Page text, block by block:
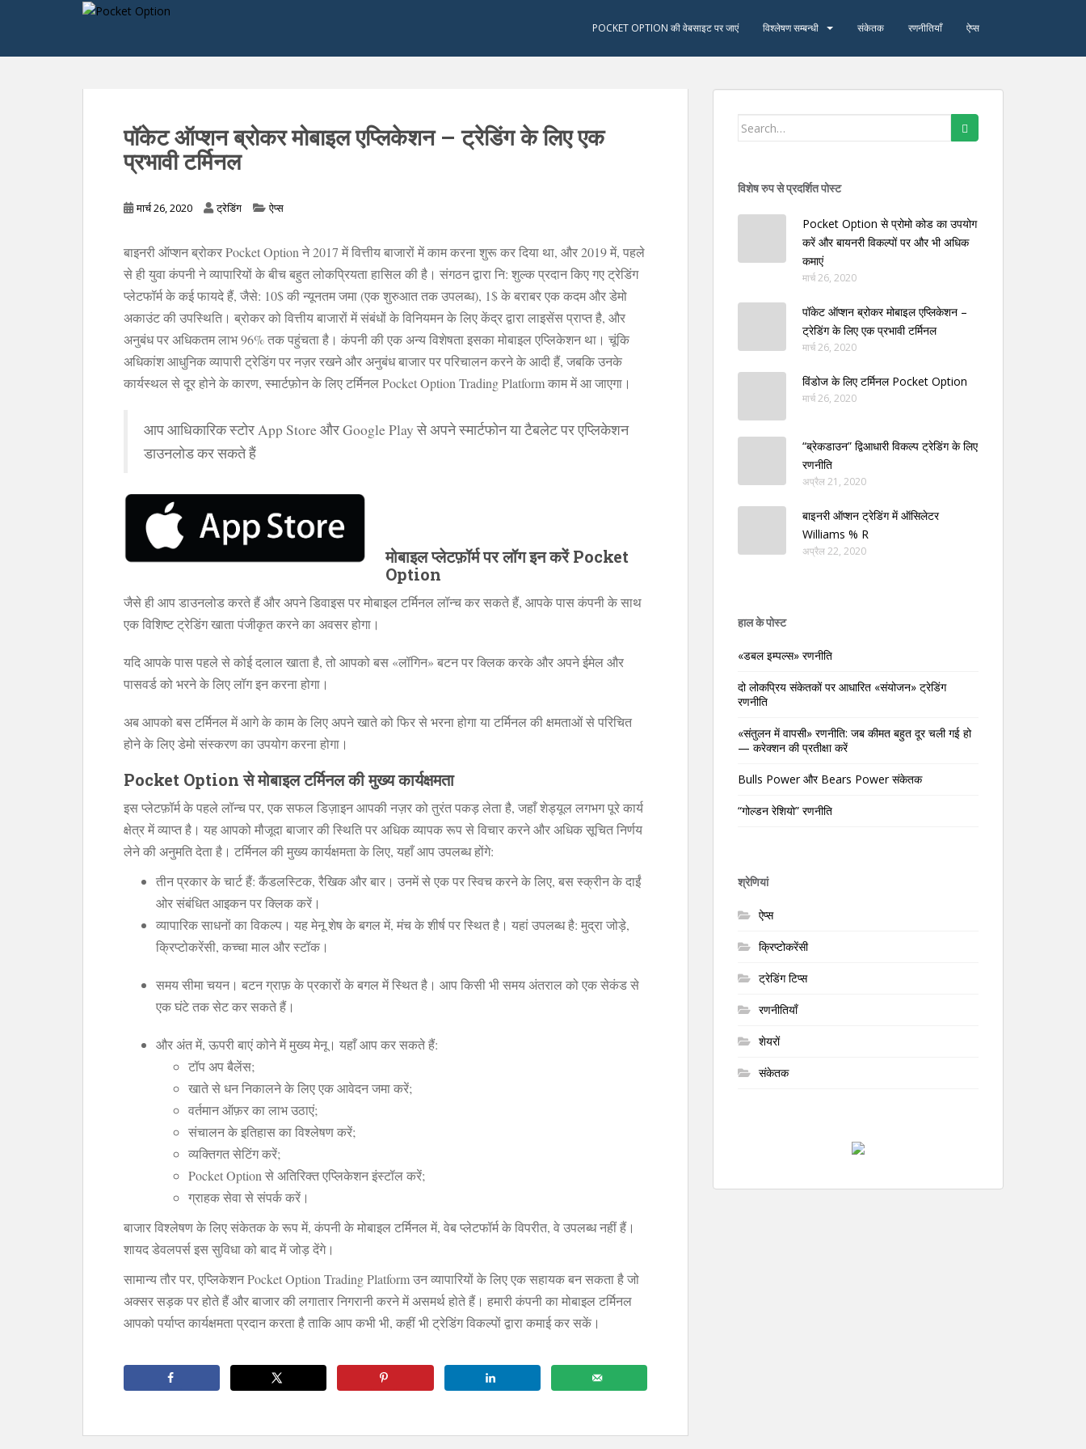
POCKET OPTION की वेबसाइट पर जाएं विश्‍लेषण सम्बन्धी संकेतक रणनीतियाँ ऐप्स
पॉकेट ऑप्शन ब्रोकर मोबाइल एप्लिकेशन – ट्रेडिंग के लिए एक
प्रभावी टर्मिनल
मार्च 26, 2020 ट्रेडिंग ऐप्स
बाइनरी ऑप्शन ब्रोकर Pocket Option ने 2017 में वित्तीय बाजारों में काम करना शुरू कर दिया था, और 2019 में, पहले
से ही युवा कंपनी ने व्यापारियों के बीच बहुत लोकप्रियता हासिल की है। संगठन द्वारा नि: शुल्क प्रदान किए गए ट्रेडिंग
प्लेटफॉर्म के कई फायदे हैं, जैसे: 10$ की न्यूनतम जमा (एक शुरुआत तक उपलब्ध), 1$ के बराबर एक कदम और डेमो
अकाउंट की उपस्थिति। ब्रोकर को वित्तीय बाजारों में संबंधों के विनियमन के लिए केंद्र द्वारा लाइसेंस प्राप्त है, और
अनुबंध पर अधिकतम लाभ 96% तक पहुंचता है। कंपनी की एक अन्य विशेषता इसका मोबाइल एप्लिकेशन था। चूंकि
अधिकांश आधुनिक व्यापारी ट्रेडिंग पर नज़र रखने और अनुबंध बाजार पर परिचालन करने के आदी हैं, जबकि उनके
कार्यस्थल से दूर होने के कारण, स्मार्टफ़ोन के लिए टर्मिनल Pocket Option Trading Platform काम में आ जाएगा।
आप आधिकारिक स्टोर App Store और Google Play से अपने स्मार्टफोन या टैबलेट पर एप्लिकेशन
डाउनलोड कर सकते हैं
मोबाइल प्लेटफ़ॉर्म पर लॉग इन करें Pocket
Option
जैसे ही आप डाउनलोड करते हैं और अपने डिवाइस पर मोबाइल टर्मिनल लॉन्च कर सकते हैं, आपके पास कंपनी के साथ
एक विशिष्ट ट्रेडिंग खाता पंजीकृत करने का अवसर होगा।
यदि आपके पास पहले से कोई दलाल खाता है, तो आपको बस «लॉगिन» बटन पर क्लिक करके और अपने ईमेल और
पासवर्ड को भरने के लिए लॉग इन करना होगा।
अब आपको बस टर्मिनल में आगे के काम के लिए अपने खाते को फिर से भरना होगा या टर्मिनल की क्षमताओं से परिचित
होने के लिए डेमो संस्करण का उपयोग करना होगा।
Pocket Option से मोबाइल टर्मिनल की मुख्य कार्यक्षमता
इस प्लेटफ़ॉर्म के पहले लॉन्च पर, एक सफल डिज़ाइन आपकी नज़र को तुरंत पकड़ लेता है, जहाँ शेड्यूल लगभग पूरे कार्य
क्षेत्र में व्याप्त है। यह आपको मौजूदा बाजार की स्थिति पर अधिक व्यापक रूप से विचार करने और अधिक सूचित निर्णय
लेने की अनुमति देता है। टर्मिनल की मुख्य कार्यक्षमता के लिए, यहाँ आप उपलब्ध होंगे:
तीन प्रकार के चार्ट हैं: कैंडलस्टिक, रैखिक और बार। उनमें से एक पर स्विच करने के लिए, बस स्क्रीन के दाईं
ओर संबंधित आइकन पर क्लिक करें।
व्यापारिक साधनों का विकल्प। यह मेनू शेष के बगल में, मंच के शीर्ष पर स्थित है। यहां उपलब्ध है: मुद्रा जोड़े,
क्रिप्टोकरेंसी, कच्चा माल और स्टॉक।
समय सीमा चयन। बटन ग्राफ़ के प्रकारों के बगल में स्थित है। आप किसी भी समय अंतराल को एक सेकंड से
एक घंटे तक सेट कर सकते हैं।
और अंत में, ऊपरी बाएं कोने में मुख्य मेनू। यहाँ आप कर सकते हैं:
टॉप अप बैलेंस;
खाते से धन निकालने के लिए एक आवेदन जमा करें;
वर्तमान ऑफ़र का लाभ उठाएं;
संचालन के इतिहास का विश्लेषण करें;
व्यक्तिगत सेटिंग करें;
Pocket Option से अतिरिक्त एप्लिकेशन इंस्टॉल करें;
ग्राहक सेवा से संपर्क करें।
बाजार विश्लेषण के लिए संकेतक के रूप में, कंपनी के मोबाइल टर्मिनल में, वेब प्लेटफॉर्म के विपरीत, वे उपलब्ध नहीं हैं।
शायद डेवलपर्स इस सुविधा को बाद में जोड़ देंगे।
सामान्य तौर पर, एप्लिकेशन Pocket Option Trading Platform उन व्यापारियों के लिए एक सहायक बन सकता है जो
अक्सर सड़क पर होते हैं और बाजार की लगातार निगरानी करने में असमर्थ होते हैं। हमारी कंपनी का मोबाइल टर्मिनल
आपको पर्याप्त कार्यक्षमता प्रदान करता है ताकि आप कभी भी, कहीं भी ट्रेडिंग विकल्पों द्वारा कमाई कर सकें।
Search
विशेष रुप से प्रदर्शित पोस्ट
Pocket Option से प्रोमो कोड का उपयोग
करें और बायनरी विकल्पों पर और भी अधिक
कमाएं
मार्च 26, 2020
पॉकेट ऑप्शन ब्रोकर मोबाइल एप्लिकेशन –
ट्रेडिंग के लिए एक प्रभावी टर्मिनल
मार्च 26, 2020
विंडोज के लिए टर्मिनल Pocket Option
मार्च 26, 2020
“ब्रेकडाउन” द्विआधारी विकल्प ट्रेडिंग के लिए
रणनीति
अप्रैल 21, 2020
बाइनरी ऑप्शन ट्रेडिंग में ऑसिलेटर
Williams % R
अप्रैल 22, 2020
हाल के पोस्ट
«डबल इम्पल्स» रणनीति
दो लोकप्रिय संकेतकों पर आधारित «संयोजन» ट्रेडिंग
रणनीति
«संतुलन में वापसी» रणनीति: जब कीमत बहुत दूर चली गई हो
— करेक्शन की प्रतीक्षा करें
Bulls Power और Bears Power संकेतक
“गोल्डन रेशियो” रणनीति
श्रेणियां
ऐप्स
क्रिप्टोकरेंसी
ट्रेडिंग टिप्स
रणनीतियाँ
शेयरों
संकेतक